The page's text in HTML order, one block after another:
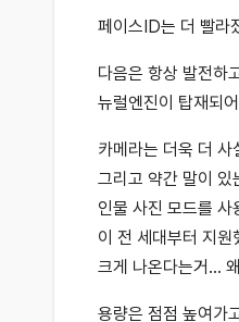
페이스ID는 더 빨라
다음은 항상 발전하
뉴럴엔진이 탑재되
카메라는 더욱 더
그리고 약간 말이
인물 사진 모드를
이 전 세대부터 지
크게 나온다는거…
용량은 점점 높여가